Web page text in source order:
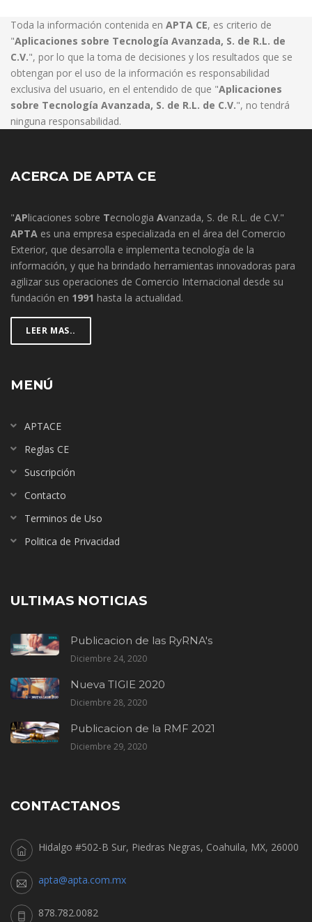
Toda la información contenida en APTA CE, es criterio de
"Aplicaciones sobre Tecnología Avanzada, S. de R.L. de
C.V.", por lo que la toma de decisiones y los resultados que se
obtengan por el uso de la información es responsabilidad
exclusiva del usuario, en el entendido de que "Aplicaciones
sobre Tecnología Avanzada, S. de R.L. de C.V.", no tendrá
ninguna responsabilidad.
ACERCA DE APTA CE
"APlicaciones sobre Tecnologia Avanzada, S. de R.L. de C.V."
APTA es una empresa especializada en el área del Comercio
Exterior, que desarrolla e implementa tecnología de la
información, y que ha brindado herramientas innovadoras para
agilizar sus operaciones de Comercio Internacional desde su
fundación en 1991 hasta la actualidad.
LEER MAS..
MENÚ
APTACE
Reglas CE
Suscripción
Contacto
Terminos de Uso
Politica de Privacidad
ULTIMAS NOTICIAS
Publicacion de las RyRNA's
Diciembre 24, 2020
Nueva TIGIE 2020
Diciembre 28, 2020
Publicacion de la RMF 2021
Diciembre 29, 2020
CONTACTANOS
Hidalgo #502-B Sur, Piedras Negras, Coahuila, MX, 26000
apta@apta.com.mx
878.782.0082